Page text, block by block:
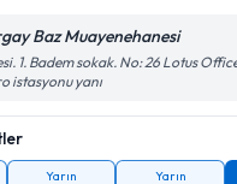
Baz Muayenehanesi
1. Badem sokak. No: 26 Lotus
istasyonu yanı
Yarın Yarın